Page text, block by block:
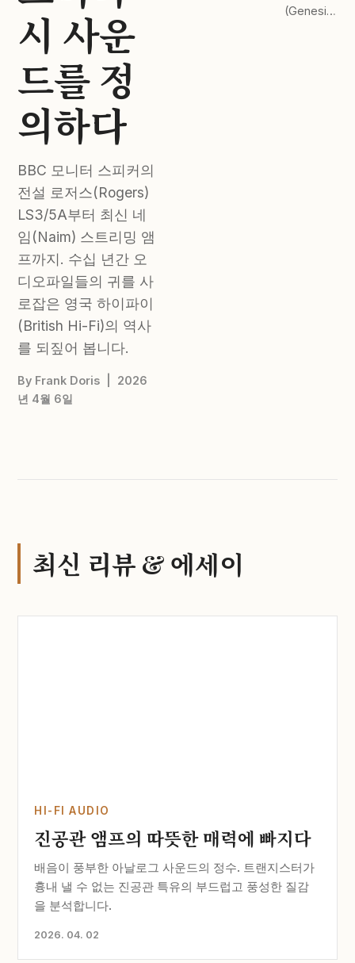
시 사운
드를 정
의하다
BBC 모니터 스피커의
전설 로저스(Rogers)
LS3/5A부터 최신 네
임(Naim) 스트리밍 앰
프까지. 수십 년간 오
디오파일들의 귀를 사
로잡은 영국 하이파이
(British Hi-Fi)의 역사
를 되짚어 봅니다.
By Frank Doris | 2026
년 4월 6일
(Genesis)
최신 리뷰 & 에세이
HI-FI AUDIO
진공관 앰프의 따뜻한 매력에 빠지다
배음이 풍부한 아날로그 사운드의 정수. 트랜지스터가
흉내 낼 수 없는 진공관 특유의 부드럽고 풍성한 질감
을 분석합니다.
2026. 04. 02